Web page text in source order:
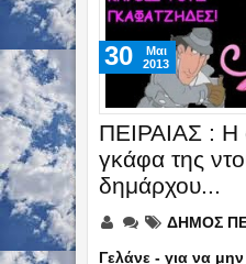
ΠΕΙΡΑΙΑΣ : Η
γκάφα της
δημάρχου...
ΔΗΜΟΣ
Γελάνε - για να
30
Mαι
2013